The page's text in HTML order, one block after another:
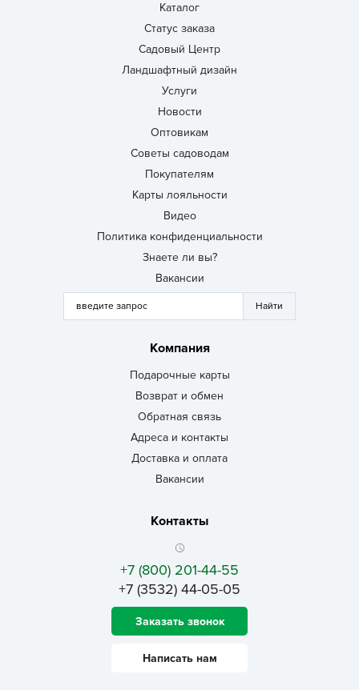
Каталог
Статус заказа
Садовый Центр
Ландшафтный дизайн
Услуги
Новости
Оптовикам
Советы садоводам
Покупателям
Карты лояльности
Видео
Политика конфиденциальности
Знаете ли вы?
Вакансии
Компания
Подарочные карты
Возврат и обмен
Обратная связь
Адреса и контакты
Доставка и оплата
Вакансии
Контакты
+7 (800) 201-44-55
+7 (3532) 44-05-05
Заказать звонок
Написать нам